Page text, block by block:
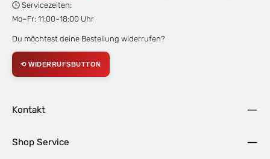
🕒 Servicezeiten:
Mo–Fr: 11:00–18:00 Uhr
Du möchtest deine Bestellung widerrufen?
⟲ WIDERRUFSBUTTON
Kontakt
Shop Service